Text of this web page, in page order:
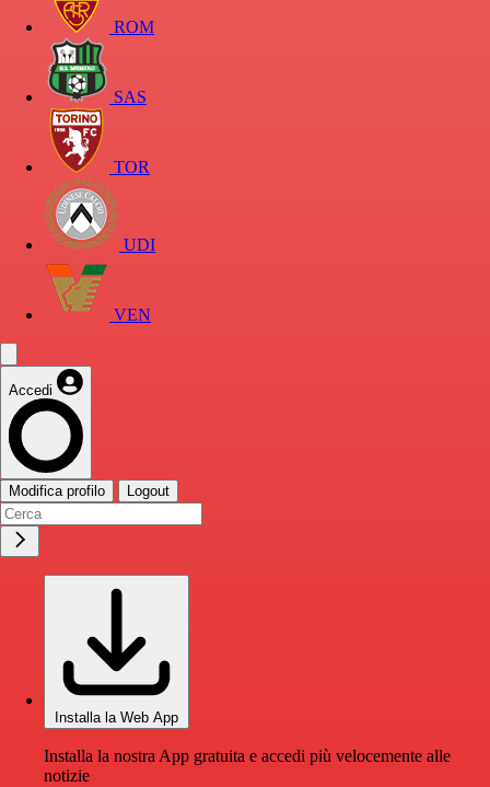
ROM
SAS
TOR
UDI
VEN
Accedi
Modifica profilo Logout
Installa la Web App
Installa la nostra App gratuita e accedi più velocemente alle
notizie